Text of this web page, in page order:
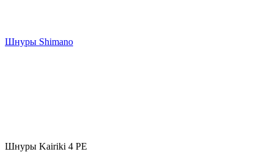
Шнуры Shimano
Шнуры Kairiki 4 PE